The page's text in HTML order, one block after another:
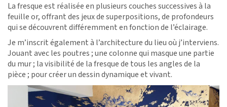
La fresque est réalisée en plusieurs couches successives à la
feuille or, offrant des jeux de superpositions, de profondeurs
qui se découvrent différemment en fonction de l’éclairage.
Je m’inscrit également à l’architecture du lieu où j’interviens.
Jouant avec les poutres ; une colonne qui masque une partie
du mur ; la visibilité de la fresque de tous les angles de la
pièce ; pour créer un dessin dynamique et vivant.